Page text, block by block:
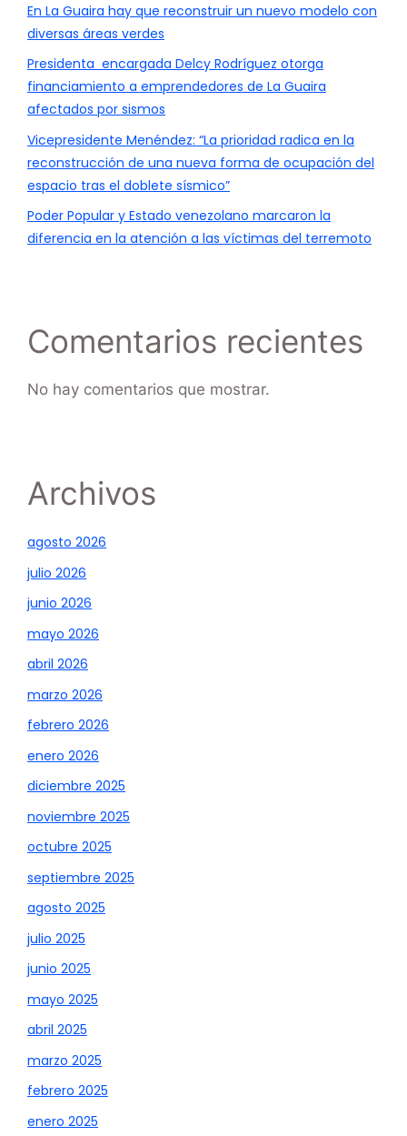
En La Guaira hay que reconstruir un nuevo modelo con
diversas áreas verdes
Presidenta encargada Delcy Rodríguez otorga
financiamiento a emprendedores de La Guaira
afectados por sismos
Vicepresidente Menéndez: “La prioridad radica en la
reconstrucción de una nueva forma de ocupación del
espacio tras el doblete sísmico”
Poder Popular y Estado venezolano marcaron la
diferencia en la atención a las víctimas del terremoto
Comentarios recientes
No hay comentarios que mostrar.
Archivos
agosto 2026
julio 2026
junio 2026
mayo 2026
abril 2026
marzo 2026
febrero 2026
enero 2026
diciembre 2025
noviembre 2025
octubre 2025
septiembre 2025
agosto 2025
julio 2025
junio 2025
mayo 2025
abril 2025
marzo 2025
febrero 2025
enero 2025